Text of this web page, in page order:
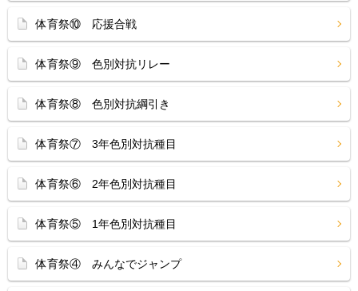
体育祭⑩ 応援合戦
体育祭⑨ 色別対抗リレー
体育祭⑧ 色別対抗綱引き
体育祭⑦ 3年色別対抗種目
体育祭⑥ 2年色別対抗種目
体育祭⑤ 1年色別対抗種目
体育祭④ みんなでジャンプ